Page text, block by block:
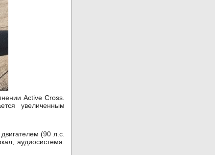
Active Cross.
увеличенным
(90 л.с.
аудиосистема.